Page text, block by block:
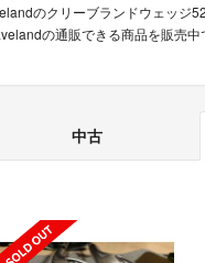
のクリーブランドウェッジ
の通販できる商品を販売
中古